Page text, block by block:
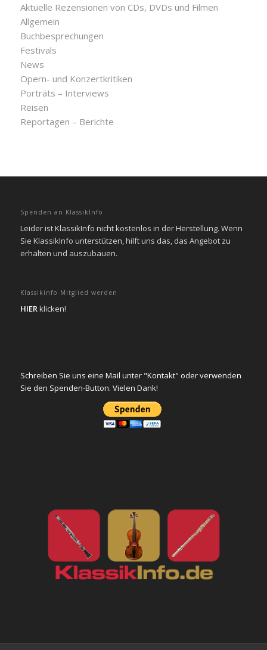
Aktuelle Rezensionen von CDs, DVDs und Filmen
Allgemein
Buchbesprechungen
Festivals
News
Opern- und Konzertkritiken
Porträts – Interviews
Reisen
Reportagen – Berichte
Spenden an KlassikInfo
Leider ist KlassikInfo nicht kostenlos in der Herstellung. Wenn
Sie KlassikInfo unterstützen, hilft uns das, das Angebot zu
erhalten und auszubauen.
Klassikinfo Mitglied werden
HIER klicken!
Schreiben Sie uns eine Mail unter "Kontakt" oder verwenden
Sie den Spenden-Button. Vielen Dank!